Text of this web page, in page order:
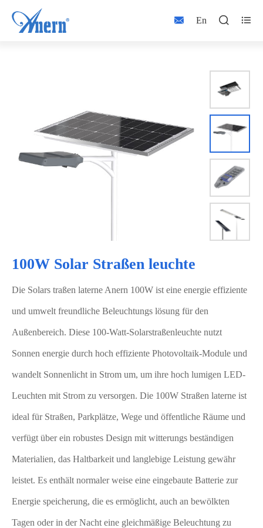
 En  
100W Solar Straßen leuchte
Die Solars traßen laterne Anern 100W ist eine energie effiziente
und umwelt freundliche Beleuchtungs lösung für den
Außenbereich. Diese 100-Watt-Solarstraßenleuchte nutzt
Sonnen energie durch hoch effiziente Photovoltaik-Module und
wandelt Sonnenlicht in Strom um, um ihre hoch lumigen LED-
Leuchten mit Strom zu versorgen. Die 100W Straßen laterne ist
ideal für Straßen, Parkplätze, Wege und öffentliche Räume und
verfügt über ein robustes Design mit witterungs beständigen
Materialien, das Haltbarkeit und langlebige Leistung gewähr
leistet. Es enthält normaler weise eine eingebaute Batterie zur
Energie speicherung, die es ermöglicht, auch an bewölkten
Tagen oder in der Nacht eine gleichmäßige Beleuchtung zu